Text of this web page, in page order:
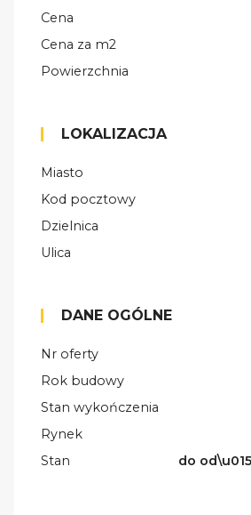
Cena
Cena za m2
Powierzchnia
LOKALIZACJA
Miasto
Kod pocztowy
Dzielnica
Ulica
DANE OGÓLNE
Nr oferty
Rok budowy
Stan wykończenia
Rynek
Stan
do